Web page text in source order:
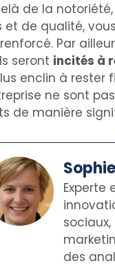
de la
et de qualité,
Par
seront incités à
enclin à rester
ne sont
de manière
Experte
des